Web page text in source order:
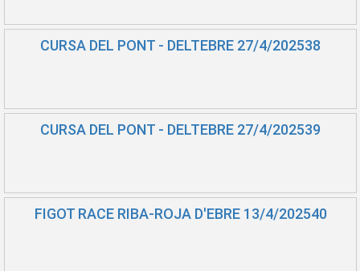
CURSA DEL PONT - DELTEBRE 27/4/202538
CURSA DEL PONT - DELTEBRE 27/4/202539
FIGOT RACE RIBA-ROJA D'EBRE 13/4/202540